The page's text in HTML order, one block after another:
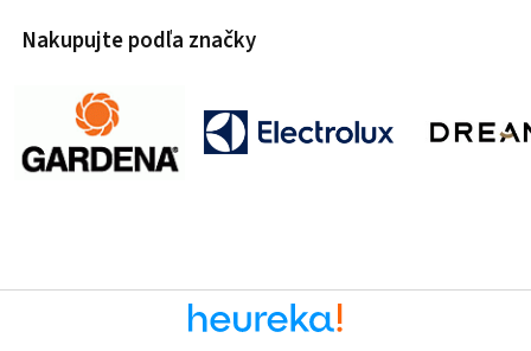
Nakupujte podľa značky